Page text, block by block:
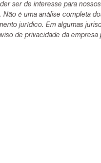
ser de interesse para
Não é uma análise completa
jurídico. Em algumas
de privacidade da empresa